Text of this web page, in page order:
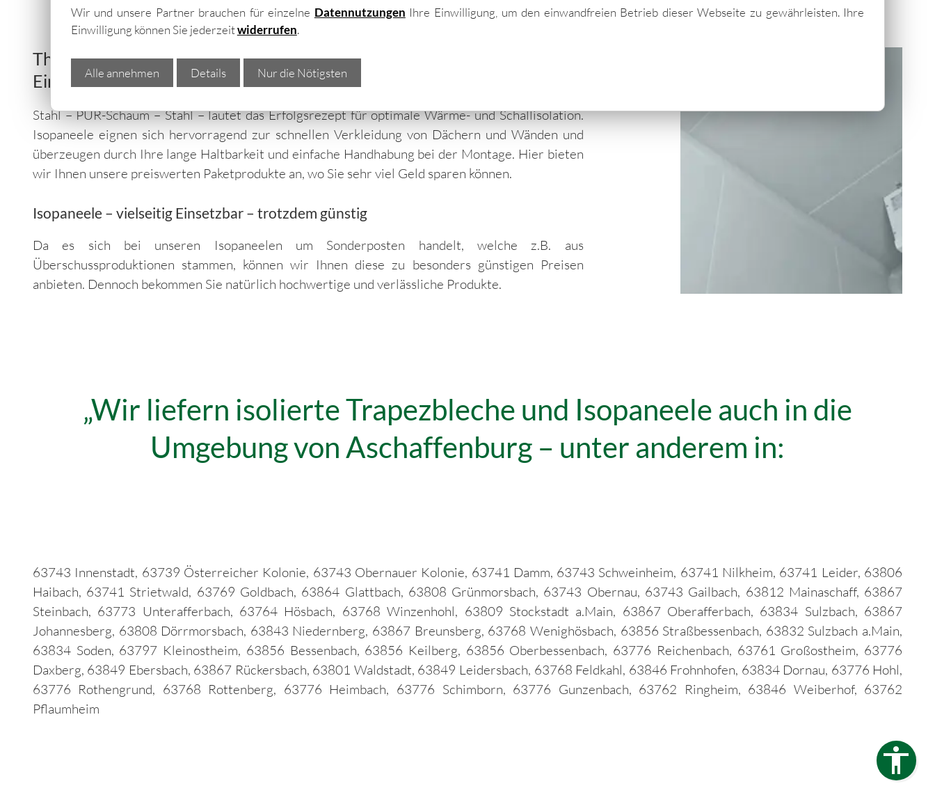
Vielseitige, günstige & effiziente Wärmedämmung mit Trapezblech
Thermowandelemente und Thermodachelemente für verschiedene
Einsatzbereiche in Aschaffenburg und Umgebung!
Stahl – PUR-Schaum – Stahl – lautet das Erfolgsrezept für optimale Wärme- und Schallisolation.
Isopaneele eignen sich hervorragend zur schnellen Verkleidung von Dächern und Wänden und
überzeugen durch Ihre lange Haltbarkeit und einfache Handhabung bei der Montage. Hier bieten
wir Ihnen unsere preiswerten Paketprodukte an, wo Sie sehr viel Geld sparen können.
Isopaneele – vielseitig Einsetzbar – trotzdem günstig
Da es sich bei unseren Isopaneelen um Sonderposten handelt, welche z.B. aus
Überschussproduktionen stammen, können wir Ihnen diese zu besonders günstigen Preisen
anbieten. Dennoch bekommen Sie natürlich hochwertige und verlässliche Produkte.
„Wir liefern isolierte Trapezbleche und Isopaneele auch in die
Umgebung von Aschaffenburg – unter anderem in:
63743 Innenstadt, 63739 Österreicher Kolonie, 63743 Obernauer Kolonie, 63741 Damm, 63743 Schweinheim, 63741 Nilkheim, 63741 Leider, 63806
Haibach, 63741 Strietwald, 63769 Goldbach, 63864 Glattbach, 63808 Grünmorsbach, 63743 Obernau, 63743 Gailbach, 63812 Mainaschaff, 63867
Steinbach, 63773 Unterafferbach, 63764 Hösbach, 63768 Winzenhohl, 63809 Stockstadt a.Main, 63867 Oberafferbach, 63834 Sulzbach, 63867
Johannesberg, 63808 Dörrmorsbach, 63843 Niedernberg, 63867 Breunsberg, 63768 Wenighösbach, 63856 Straßbessenbach, 63832 Sulzbach a.Main,
63834 Soden, 63797 Kleinostheim, 63856 Bessenbach, 63856 Keilberg, 63856 Oberbessenbach, 63776 Reichenbach, 63761 Großostheim, 63776
Daxberg, 63849 Ebersbach, 63867 Rückersbach, 63801 Waldstadt, 63849 Leidersbach, 63768 Feldkahl, 63846 Frohnhofen, 63834 Dornau, 63776 Hohl,
63776 Rothengrund, 63768 Rottenberg, 63776 Heimbach, 63776 Schimborn, 63776 Gunzenbach, 63762 Ringheim, 63846 Weiberhof, 63762
Pflaumheim
Wir und unsere Partner brauchen für einzelne Datennutzungen Ihre Einwilligung, um den einwandfreien Betrieb dieser Webseite zu gewährleisten. Ihre
Einwilligung können Sie jederzeitwiderrufen.
Alle annehmen Details Nur die Nötigsten